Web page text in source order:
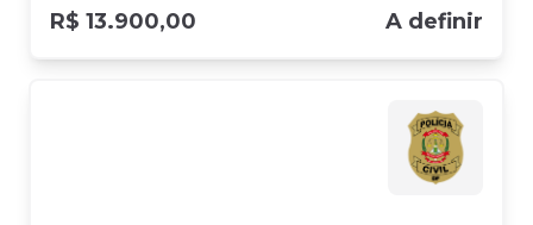
R$ 13.900,00 A definir